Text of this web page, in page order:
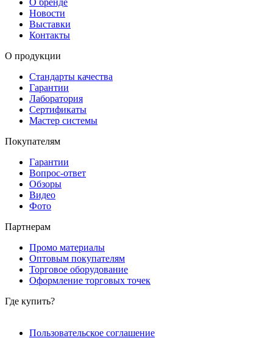
Новости
Выставки
Контакты
О продукции
Стандарты качества
Гарантии
Лаборатория
Сертификаты
Мастер системы
Покупателям
Гарантии
Вопрос-ответ
Обзоры
Видео
Фото
Партнерам
Промо материалы
Оптовым покупателям
Торговое оборудование
Оформление торговых точек
Где купить?
Пользовательское соглашение